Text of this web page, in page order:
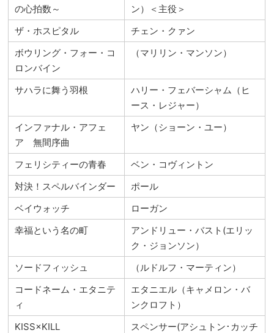
の心拍数～
ン）＜主役＞
ザ・ホスピタル
チェン・クァン
ボウリング・フォー・コ
ロンバイン
（マリリン・マンソン）
サハラに舞う羽根
ハリー・フェバーシャム（ヒ
ース・レジャー）
インファナル・アフェ
ア 無間序曲
ヤン（ショーン・ユー）
フェリシティーの青春
ベン・コヴィントン
対決！スペルバインダー
ポール
ベイウォッチ
ローガン
幸福という名の町
アンドリュー・バスト(エリッ
ク・ジョンソン）
ソードフィッシュ
（ルドルフ・マーティン）
コードネーム・エタニテ
ィ
エタニエル（キャメロン・バ
ンクロフト）
KISS×KILL
スペンサー(アシュトン･カッチ